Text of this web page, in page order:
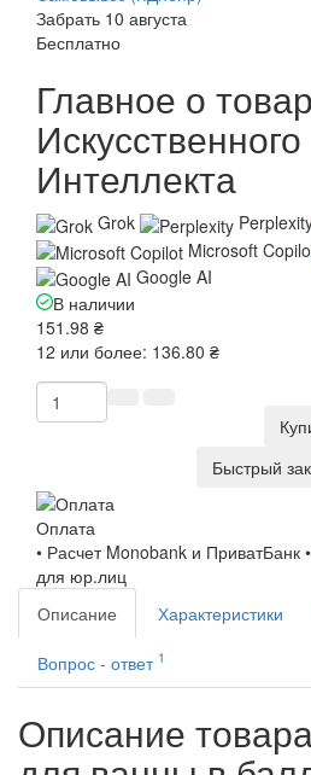
Забрать 10 августа
Бесплатно
Главное о
Искусственного
Интеллекта
Grok
Microsoft
Google AI
В наличии
151.98 ₴
12 или более: 136.80 ₴
Быстрый
Оплата
• Расчет Monobank и ПриватБанк
для юр.лиц
Описание
Характеристики
Вопрос - ответ 1
Описание